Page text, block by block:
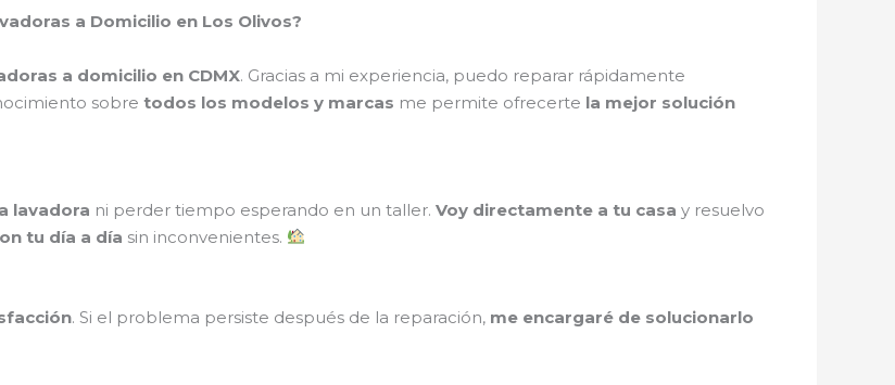
a Domicilio en Los Olivos?
a domicilio en CDMX. Gracias a mi experiencia, puedo reparar rápidamente
sobre todos los modelos y marcas me permite ofrecerte la mejor solución
lavadora ni perder tiempo esperando en un taller. Voy directamente a tu casa y resuelvo
tu día a día sin inconvenientes.
. Si el problema persiste después de la reparación, me encargaré de solucionarlo